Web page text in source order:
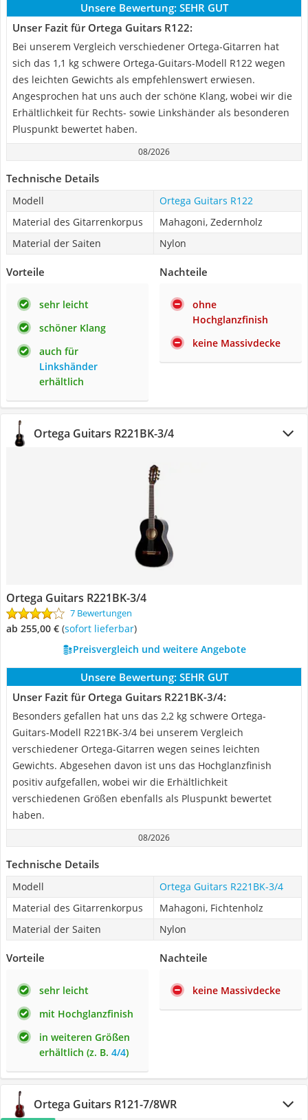
Unsere Bewertung: SEHR GUT
Unser Fazit für Ortega Guitars R122:
Bei unserem Vergleich verschiedener Ortega-Gitarren hat
sich das 1,1 kg schwere Ortega-Guitars-Modell R122 wegen
des leichten Gewichts als empfehlenswert erwiesen.
Angesprochen hat uns auch der schöne Klang, wobei wir die
Erhältlichkeit für Rechts- sowie Linkshänder als besonderen
Pluspunkt bewertet haben.
08/2026
Technische Details
Modell
Ortega Guitars R122
Material des Gitarrenkorpus
Mahagoni, Zedernholz
Material der Saiten
Nylon
Vorteile
sehr leicht
schöner Klang
auch für
Linkshänder
erhältlich
Nachteile
ohne
Hochglanzfinish
keine Massivdecke
Ortega Guitars ‎R221BK-3/4
Ortega Guitars ‎R221BK-3/4
7 Bewertungen
ab 255,00 € ( Sofort lieferbar)
Preisvergleich und weitere Angebote
Unsere Bewertung: SEHR GUT
Unser Fazit für Ortega Guitars ‎R221BK-3/4:
Besonders gefallen hat uns das 2,2 kg schwere Ortega-
Guitars-Modell R221BK-3/4 bei unserem Vergleich
verschiedener Ortega-Gitarren wegen seines leichten
Gewichts. Abgesehen davon ist uns das Hochglanzfinish
positiv aufgefallen, wobei wir die Erhältlichkeit
verschiedenen Größen ebenfalls als Pluspunkt bewertet
haben.
08/2026
Technische Details
Modell
Ortega Guitars ‎R221BK-3/4
Material des Gitarrenkorpus
Mahagoni, Fichtenholz
Material der Saiten
Nylon
Vorteile
sehr leicht
mit Hochglanzfinish
in weiteren Größen
erhältlich (z. B. 4/4)
Nachteile
keine Massivdecke
Ortega Guitars ‎R121-7/8WR